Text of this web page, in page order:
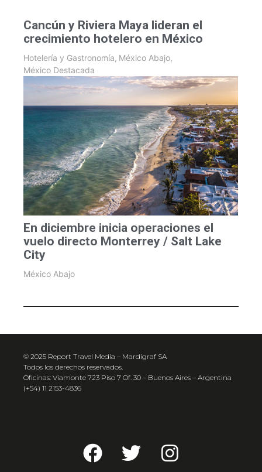
Cancún y Riviera Maya lideran el
crecimiento hotelero en México
Hotelería y Gastronomía, México Abajo,
México Destacada
En diciembre inicia operaciones el
vuelo directo Monterrey / Salt Lake
City
México Abajo
© 2025 Report Travel Media – Mardigraf SA
Todos los derechos reservados.
Oficinas: Viamonte 723 Piso 7 Of. 30 – Buenos Aires – Argentina
(+54) 11 2153-4836